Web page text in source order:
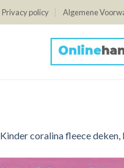
Privacy policy Algemene
Kinder coralina fleece